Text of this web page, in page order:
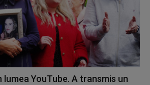
YouTube. A transmis un